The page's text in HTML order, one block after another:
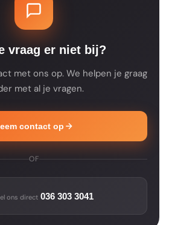
altijd een bevestiging met de
vraag er niet bij?
met ons op. We helpen je graag
met al je vragen.
contact op
OF
ons direct 036 303 3041